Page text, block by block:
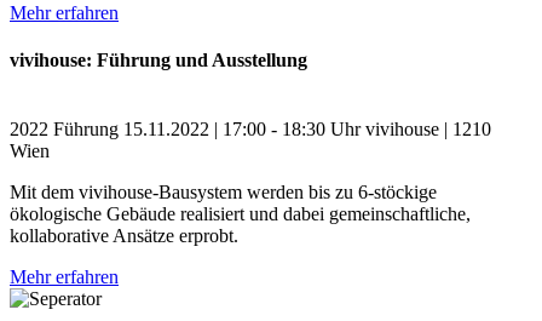
Mehr erfahren
vivihouse: Führung und Ausstellung
2022 Führung 15.11.2022 | 17:00 - 18:30 Uhr vivihouse | 1210
Wien
Mit dem vivihouse-Bausystem werden bis zu 6-stöckige
ökologische Gebäude realisiert und dabei gemeinschaftliche,
kollaborative Ansätze erprobt.
Mehr erfahren